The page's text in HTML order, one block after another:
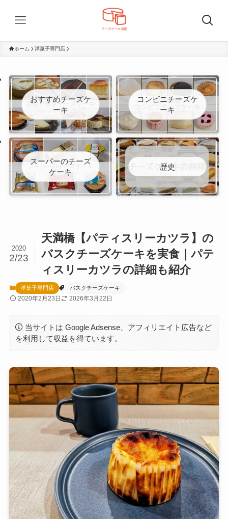
ホーム 洋菓子専門店
おすすめチーズケ
ーキ
コンビニチーズケ
ーキ
スーパーのチーズ
ケーキ
歴史
天満橋【パティスリーカツラ】の
バスクチーズケーキを実食｜パテ
ィスリーカツラの詳細も紹介
2020
2/23
洋菓子専門店 バスクチーズケーキ
2020年2月23日 2026年3月22日
当サイトは Google Adsense、アフィリエイト広告など
を利用して収益を得ています。